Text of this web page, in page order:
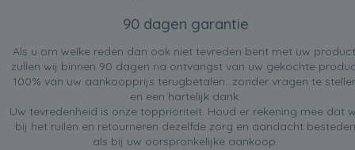
90 dagen garantie
Als u om welke reden dan ook niet tevreden bent met uw
zullen wij binnen 90 dagen na ontvangst van uw gekochte
100% van uw aankoopprijs terugbetalen...zonder vragen te
en een hartelijk dank.
Uw tevredenheid is onze topprioriteit. Houd er rekening mee dat
bij het ruilen en retourneren dezelfde zorg en aandacht besteden
als bij uw oorspronkelijke aankoop.